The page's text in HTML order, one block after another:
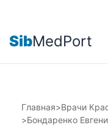
SibMedPort
Главная>Врачи
>Бондаренко